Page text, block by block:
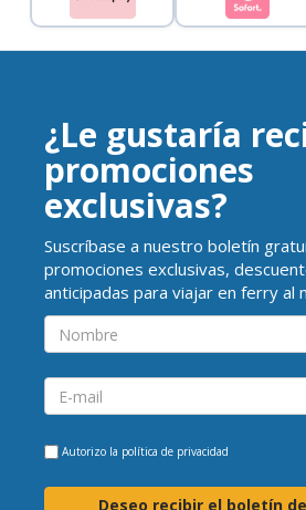
¿Le gustaría
promociones
exclusivas?
Suscríbase a nuestro boletín
promociones exclusivas,
anticipadas para viajar en ferry al
Autorizo la política de privacidad
Deseo recibir el boletín